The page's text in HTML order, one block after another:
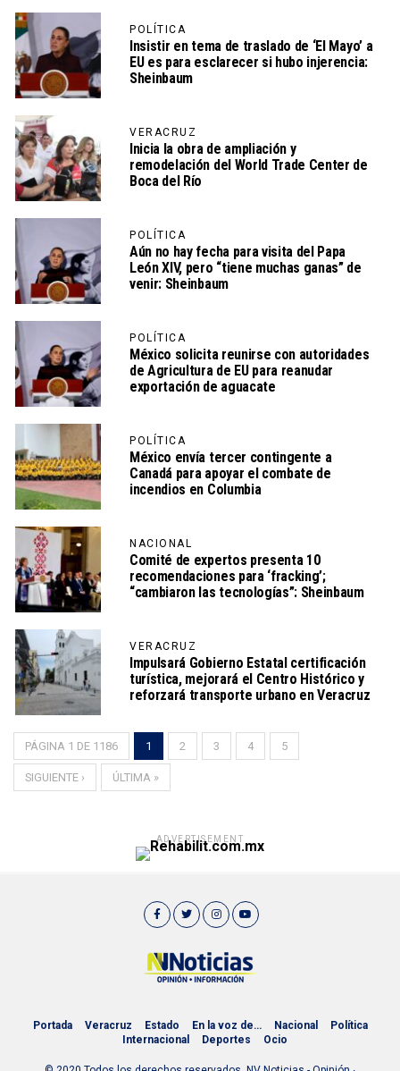
POLÍTICA
Insistir en tema de traslado de ‘El Mayo’ a
EU es para esclarecer si hubo injerencia:
Sheinbaum
VERACRUZ
Inicia la obra de ampliación y
remodelación del World Trade Center de
Boca del Río
POLÍTICA
Aún no hay fecha para visita del Papa
León XIV, pero “tiene muchas ganas” de
venir: Sheinbaum
POLÍTICA
México solicita reunirse con autoridades
de Agricultura de EU para reanudar
exportación de aguacate
POLÍTICA
México envía tercer contingente a
Canadá para apoyar el combate de
incendios en Columbia
NACIONAL
Comité de expertos presenta 10
recomendaciones para ‘fracking’;
“cambiaron las tecnologías”: Sheinbaum
VERACRUZ
Impulsará Gobierno Estatal certificación
turística, mejorará el Centro Histórico y
reforzará transporte urbano en Veracruz
PÁGINA 1 DE 1186 1 2 3 4 5
SIGUIENTE › ÚLTIMA »
ADVERTISEMENT
Portada Veracruz Estado En la voz de… Nacional
Política
Internacional
Deportes Ocio